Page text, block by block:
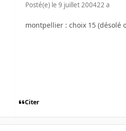
Posté(e) le 9 juillet 200422 a
montpellier : choix 15 (désolé
Citer